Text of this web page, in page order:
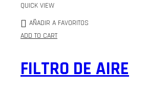
QUICK VIEW
AÑADIR A FAVORITOS
ADD TO CART
FILTRO DE AIRE